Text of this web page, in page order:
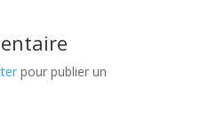
pour publier un